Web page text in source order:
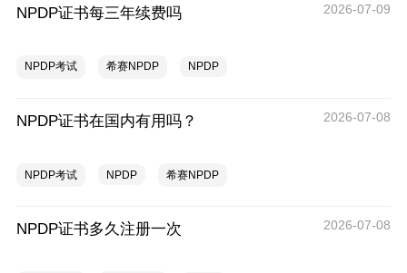
NPDP证书每三年续费吗 2026-07-09
NPDP考试 希赛NPDP NPDP
NPDP证书在国内有用吗？ 2026-07-08
NPDP考试 NPDP 希赛NPDP
NPDP证书多久注册一次 2026-07-08